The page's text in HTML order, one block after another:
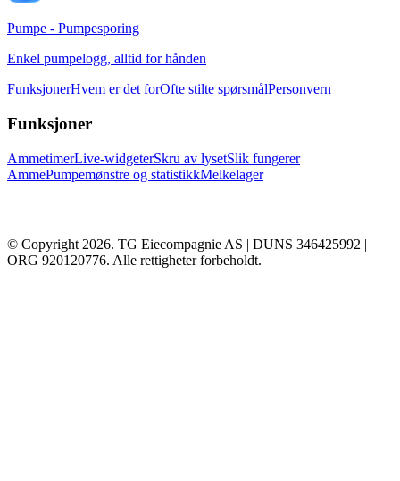
Pumpe - Pumpesporing
Enkel pumpelogg, alltid for hånden
FunksjonerHvem er det forOfte stilte spørsmålPersonvern
Funksjoner
AmmetimerLive-widgeterSkru av lysetSlik fungerer
AmmePumpemønstre og statistikkMelkelager
© Copyright 2026. TG Eiecompagnie AS | DUNS 346425992 |
ORG 920120776. Alle rettigheter forbeholdt.